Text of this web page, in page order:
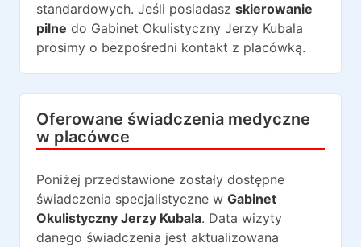
standardowych. Jeśli posiadasz skierowanie
pilne do Gabinet Okulistyczny Jerzy Kubala
prosimy o bezpośredni kontakt z placówką.
Oferowane świadczenia medyczne
w placówce
Poniżej przedstawione zostały dostępne
świadczenia specjalistyczne w Gabinet
Okulistyczny Jerzy Kubala. Data wizyty
danego świadczenia jest aktualizowana